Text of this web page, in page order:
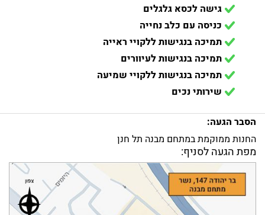
גישה לכסא גלגלים
כניסה עם כלב נחייה
תמיכה בנגישות ללקויי ראייה
תמיכה בנגישות לעיוורים
תמיכה בנגישות ללקויי שמיעה
שירותי נכים
הסבר הגעה:
החנות ממוקמת במתחם מבנה תל חנן
מפת הגעה לסניף: